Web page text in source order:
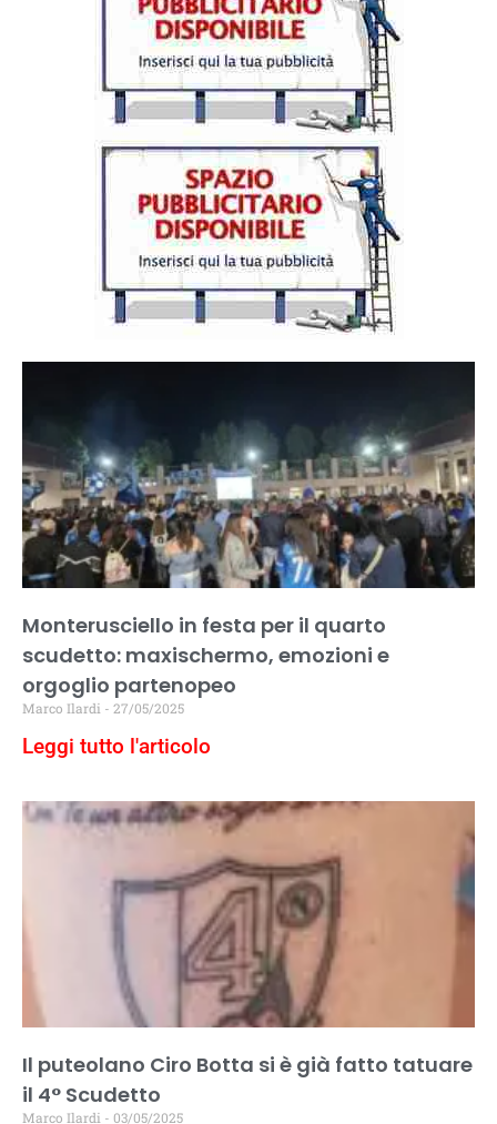
Monterusciello in festa per il quarto
scudetto: maxischermo, emozioni e
orgoglio partenopeo
Marco Ilardi 27/05/2025
Leggi tutto l'articolo
Il puteolano Ciro Botta si è già fatto tatuare
il 4° Scudetto
Marco Ilardi 03/05/2025